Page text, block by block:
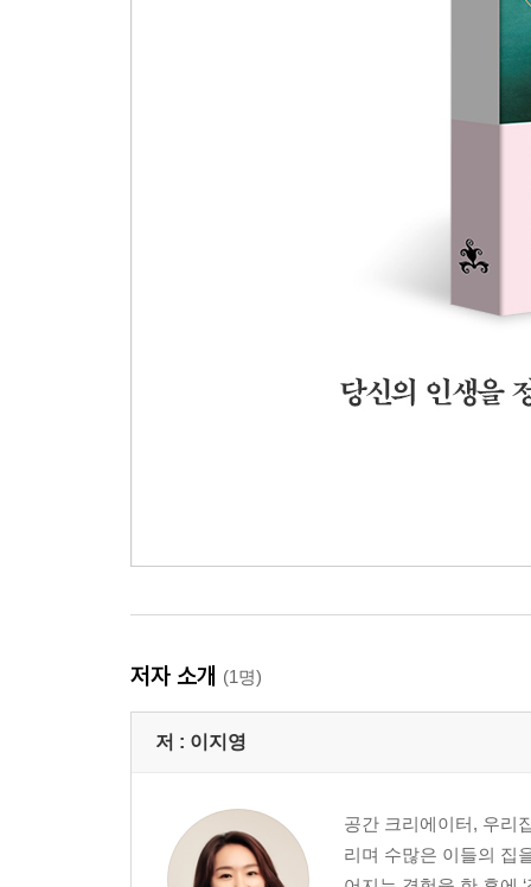
저자 소개 (1명)
저 : 이지영
공간 크리에이터, 우리
리며 수많은 이들의 집